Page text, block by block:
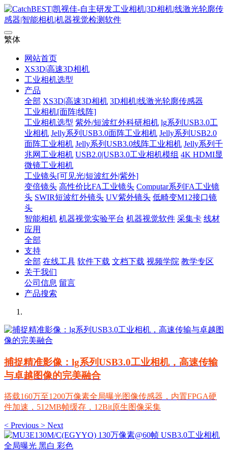
繁体
网站首页
XS3D|高速3D相机
工业相机选型
产品
全部 XS3D|高速3D相机 3D相机|线激光轮廓传感器
工业相机[面阵|线阵]
工业相机选型 紫外/短波红外科研相机 lg系列USB3.0工
业相机 Jelly系列USB3.0面阵工业相机 Jelly系列USB2.0
面阵工业相机 Jelly系列USB3.0线阵工业相机 Jelly系列千
兆网工业相机 USB2.0|USB3.0工业相机模组 4K HDMI显
微镜工业相机
工业镜头[可见光|短波红外|紫外]
变倍镜头 高性价比FA工业镜头 Computar系列FA工业镜
头 SWIR短波红外镜头 UV紫外镜头 低畸变M12接口镜
头
智能相机 机器视觉实验平台 机器视觉软件 采集卡 线材
应用
全部
支持
全部 在线工具 软件下载 文档下载 视频学院 教学专区
关于我们
公司信息 留言
产品搜索
捕捉精准影像：lg系列USB3.0工业相机，高速传输
与卓越图像的完美融合
搭载160万至1200万像素全局曝光图像传感器，内置FPGA硬
件加速，512MB帧缓存，12Bit原生图像采集
< Previous > Next